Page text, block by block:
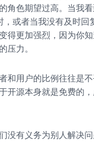
角色期望过高。当我看
或者当我没有及时回
得更加强烈，因为你
压力。
和用户的比例往往是
开源本身就是免费的
没有义务为别人解决问